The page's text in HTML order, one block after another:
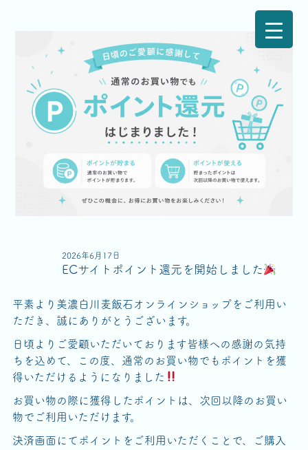
2026年6月17日
ECサイトポイント還元を開始しました
平素より美濃白川麦飯石オンラインショップをご利用い
ただき、誠にありがとうございます。
日頃よりご愛顧いただいております皆様への感謝の気持
ちを込めて、この度、通常のお買い物でもポイントを獲
得いただけるようになりました
お買い物の際に獲得したポイントは、次回以降のお買い
物でご利用いただけます。
決済画面にてポイントをご利用いただくことで、ご購入